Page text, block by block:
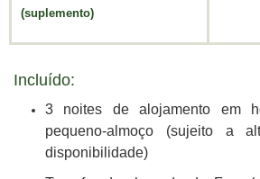
(suplemento)
Incluído:
3 noites de alojamento em
pequeno-almoço (sujeito a
disponibilidade)